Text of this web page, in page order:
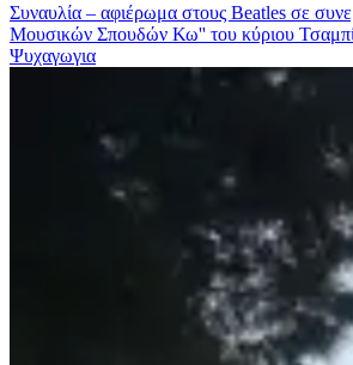
Συναυλία – αφιέρωμα στους Beatles σε
Μουσικών Σπουδών Κω'' του κύριου
Ψυχαγωγια